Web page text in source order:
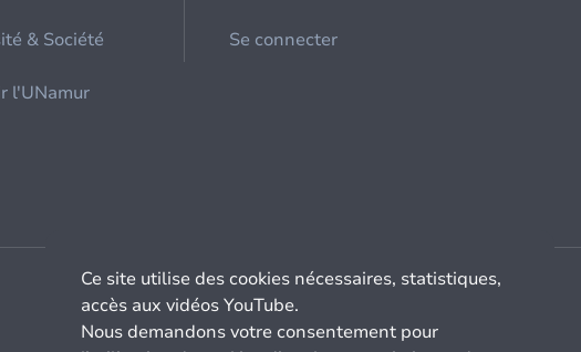
& Société
l'UNamur
Se connecter
Ce site utilise des cookies nécessaires, statistiques,
accès aux vidéos YouTube.
Nous demandons votre consentement pour